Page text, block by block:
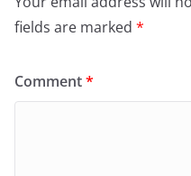
fields are marked *
Comment*